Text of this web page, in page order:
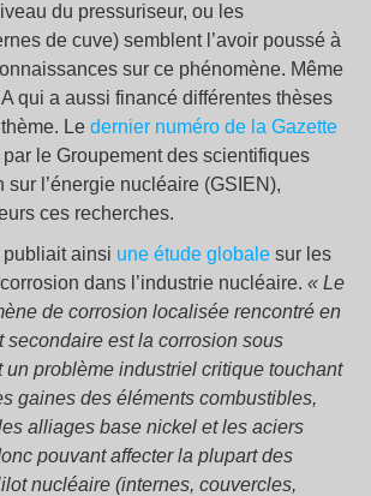
du pressuriseur, ou les
de cuve) semblent l’avoir poussé à
sur ce phénomène. Même
qui a aussi financé différentes thèses
Le dernier numéro de la Gazette
par le Groupement des scientifiques
sur l’énergie nucléaire (GSIEN),
ces recherches.
publiait ainsi une étude globale sur les
dans l’industrie nucléaire. « Le
de corrosion localisée rencontré en
secondaire est la corrosion sous
un problème industriel critique touchant
gaines des éléments combustibles,
alliages base nickel et les aciers
pouvant affecter la plupart des
nucléaire (internes, couvercles,